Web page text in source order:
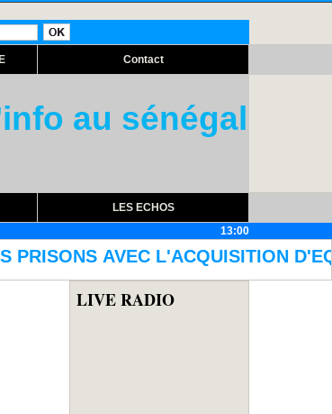
Contact
au sénégal
LES ECHOS
13:00
D'EQUIPEMENTS
LIVE RADIO